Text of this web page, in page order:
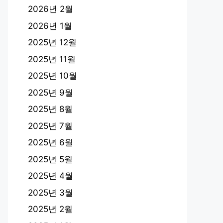
2026년 2월
2026년 1월
2025년 12월
2025년 11월
2025년 10월
2025년 9월
2025년 8월
2025년 7월
2025년 6월
2025년 5월
2025년 4월
2025년 3월
2025년 2월